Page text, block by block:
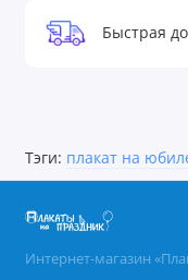
Быстрая
Тэги: плакат на
Интернет-магазин